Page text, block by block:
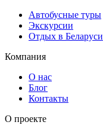
Автобусные туры
Экскурсии
Отдых в Беларуси
Компания
О нас
Блог
Контакты
О проекте